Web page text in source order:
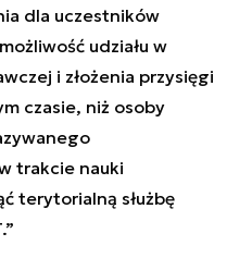
dla uczestników
udziału w
i złożenia przysięgi
czasie, niż osoby
trakcie nauki
terytorialną służbę